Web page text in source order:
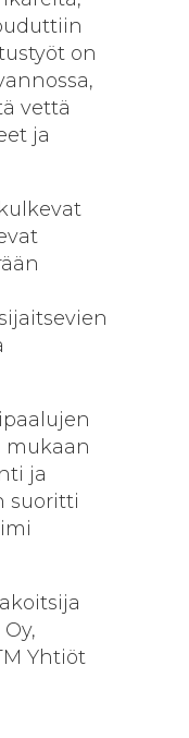
on
vettä
ja
mukaan
ja
suoritti
Yhtiöt